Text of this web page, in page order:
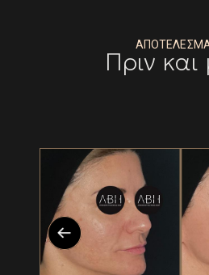
Πριν και